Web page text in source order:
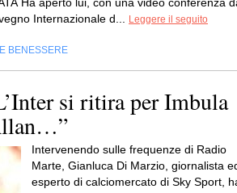
Internazionale d...
Leggere il seguito
BENESSERE
si ritira per Imbula
Intervenendo sulle frequenze di Radio
Marte, Gianluca Di Marzio, giornalista
esperto di calciomercato di Sky Sport,